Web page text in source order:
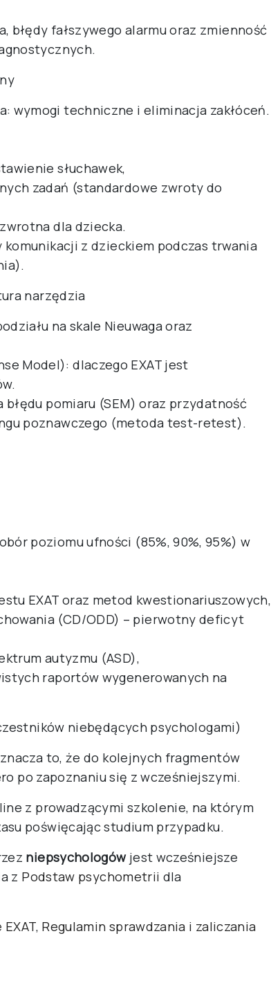
błędy fałszywego alarmu oraz zmienność
wymogi techniczne i eliminacja zakłóceń.
słuchawek,
zadań (standardowe zwroty do
dla dziecka.
z dzieckiem podczas trwania
narzędzia
na skale Nieuwaga oraz
Model): dlaczego EXAT jest
pomiaru (SEM) oraz przydatność
poznawczego (metoda test-retest).
poziomu ufności (85%, 90%, 95%) w
EXAT oraz metod kwestionariuszowych,
(CD/ODD) – pierwotny deficyt
autyzmu (ASD),
raportów wygenerowanych na
niebędących psychologami)
to, że do kolejnych fragmentów
po zapoznaniu się z wcześniejszymi.
z prowadzącymi szkolenie, na którym
poświęcając studium przypadku.
niepsychologówjest wcześniejsze
z Podstaw psychometrii dla
, Regulamin sprawdzania i zaliczania